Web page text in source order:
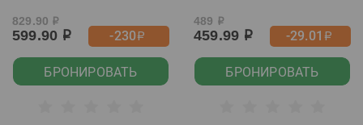
829.90 р
599.90 р -230р
БРОНИРОВАТЬ
489 р
459.99 р -29.01 р
БРОНИРОВАТЬ